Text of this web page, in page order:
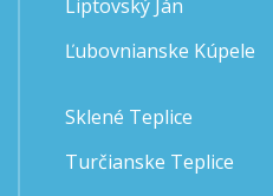
Liptovský Ján
Ľubovnianske Kúpele
Sklené Teplice
Turčianske Teplice